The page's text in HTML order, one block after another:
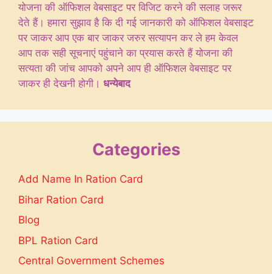
योजना की ऑफिशल वेबसाइट पर विजिट करने की सलाह जरूर
देते हैं। हमारा सुझाव है कि दी गई जानकारी को ऑफिशल वेबसाइट
पर जाकर आप एक बार जाकर जरुर सत्यापन कर ले हम केवल
आप तक सही सूचनाएं पहुंचाने का प्रयास करते हैं योजना की
सत्यता की जांच आपको अपने आप ही ऑफिशल वेबसाइट पर
जाकर ही देखनी होगी। धन्येबाद
Categories
Add Name In Ration Card
Bihar Ration Card
Blog
BPL Ration Card
Central Government Schemes